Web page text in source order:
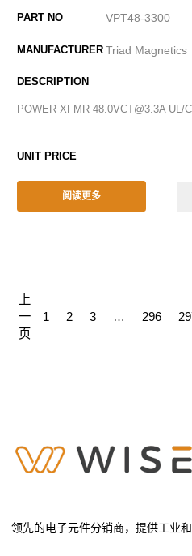
VPT48-3300
Triad Magnetics
POWER XFMR 48.0VCT@3.3A UL/
阅读更多
上
一
页
1 2 3 … 296
领先的电子元件分销商，提供工业